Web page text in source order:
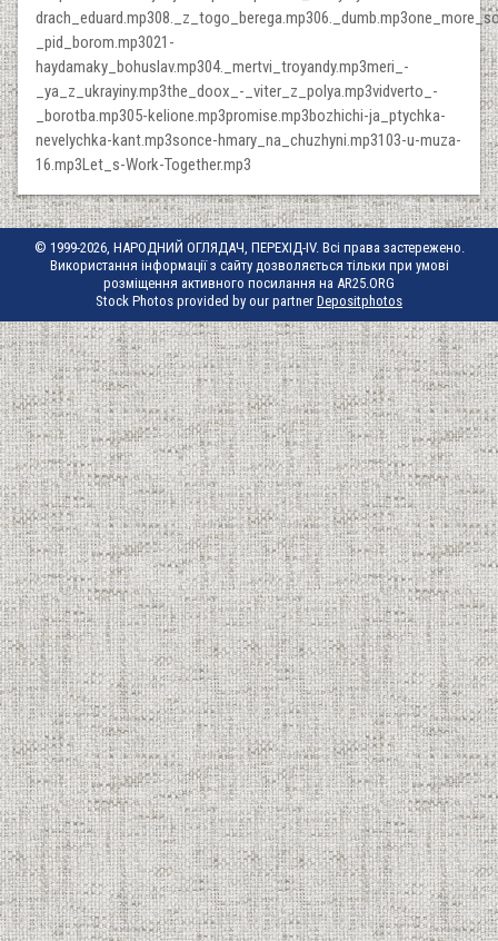
_pid_borom.mp3021-
haydamaky_bohuslav.mp304._mertvi_troyandy.mp3meri_-
_ya_z_ukrayiny.mp3the_doox_-_viter_z_polya.mp3vidverto_-
_borotba.mp305-kelione.mp3promise.mp3bozhichi-ja_ptychka-
nevelychka-kant.mp3sonce-hmary_na_chuzhyni.mp3103-u-muza-
16.mp3Let_s-Work-Together.mp3
© 1999-2026, НАРОДНИЙ ОГЛЯДАЧ, ПЕРЕХІД-IV. Всі права застережено.
Використання інформації з сайту дозволяється тільки при умові
розміщення активного посилання на AR25.ORG
Stock Photos provided by our partner Depositphotos